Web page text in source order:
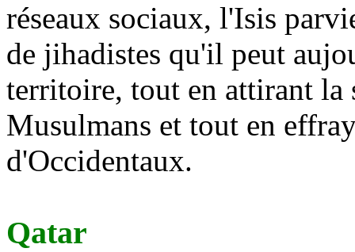
réseaux sociaux, l'Isis
de jihadistes qu'il peut
territoire, tout en attirant la
Musulmans et tout en
d'Occidentaux.
Qatar